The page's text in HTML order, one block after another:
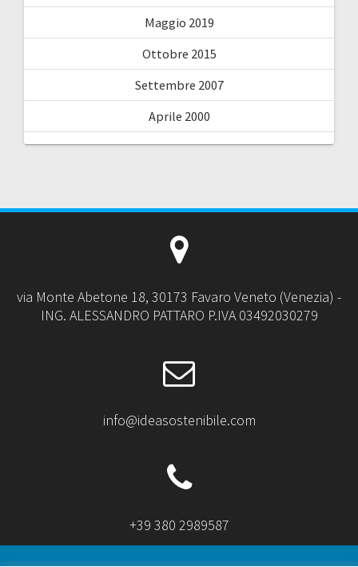
Maggio 2019
Ottobre 2015
Settembre 2007
Aprile 2000
via Monte Abetone 18, 30173 Favaro Veneto (Venezia) -
ING. ALESSANDRO PATTARO P.IVA 03492030279
info@ideasostenibile.com
+39 380 2989587